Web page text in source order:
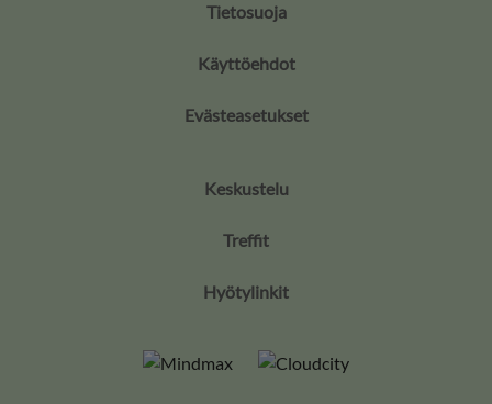
Tietosuoja
Käyttöehdot
Evästeasetukset
Keskustelu
Treffit
Hyötylinkit